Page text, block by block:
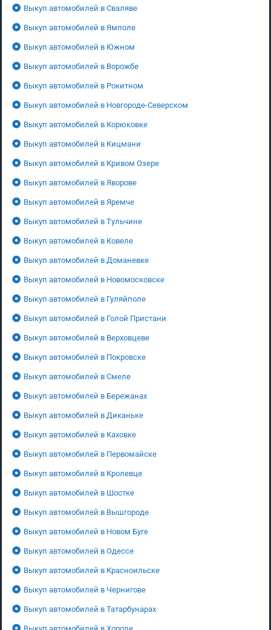
Выкуп автомобилей в Сваляве
Выкуп автомобилей в Ямполе
Выкуп автомобилей в Южном
Выкуп автомобилей в Ворожбе
Выкуп автомобилей в Рокитном
Выкуп автомобилей в Новгороде-Северском
Выкуп автомобилей в Корюковке
Выкуп автомобилей в Кицмани
Выкуп автомобилей в Кривом Озере
Выкуп автомобилей в Яворове
Выкуп автомобилей в Яремче
Выкуп автомобилей в Тульчине
Выкуп автомобилей в Ковеле
Выкуп автомобилей в Доманевке
Выкуп автомобилей в Новомосковске
Выкуп автомобилей в Гуляйполе
Выкуп автомобилей в Голой Пристани
Выкуп автомобилей в Верховцеве
Выкуп автомобилей в Покровске
Выкуп автомобилей в Смеле
Выкуп автомобилей в Бережанах
Выкуп автомобилей в Диканьке
Выкуп автомобилей в Каховке
Выкуп автомобилей в Первомайске
Выкуп автомобилей в Кролевце
Выкуп автомобилей в Шостке
Выкуп автомобилей в Вышгороде
Выкуп автомобилей в Новом Буге
Выкуп автомобилей в Одессе
Выкуп автомобилей в Красноильске
Выкуп автомобилей в Чернигове
Выкуп автомобилей в Татарбунарах
Выкуп автомобилей в Хороле